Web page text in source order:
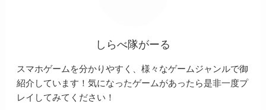
しらべ隊がーる
スマホゲームを分かりやすく、様々なゲームジャンルで御
紹介しています！気になったゲームがあったら是非一度プ
レイしてみてください！